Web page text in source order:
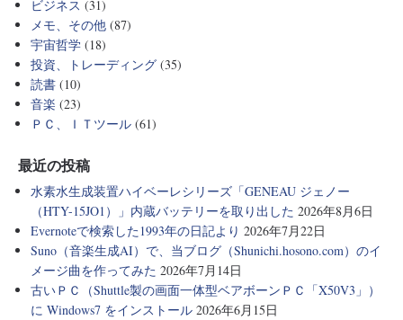
ビジネス (31)
メモ、その他 (87)
宇宙哲学 (18)
投資、トレーディング (35)
読書 (10)
音楽 (23)
ＰＣ、ＩＴツール (61)
最近の投稿
水素水生成装置ハイベーレシリーズ「GENEAU ジェノー
（HTY-15JO1）」内蔵バッテリーを取り出した 2026年8月6日
Evernoteで検索した1993年の日記より 2026年7月22日
Suno（音楽生成AI）で、当ブログ（Shunichi.hosono.com）のイ
メージ曲を作ってみた 2026年7月14日
古いＰＣ（Shuttle製の画面一体型ベアボーンＰＣ「X50V3」）
に Windows7 をインストール 2026年6月15日